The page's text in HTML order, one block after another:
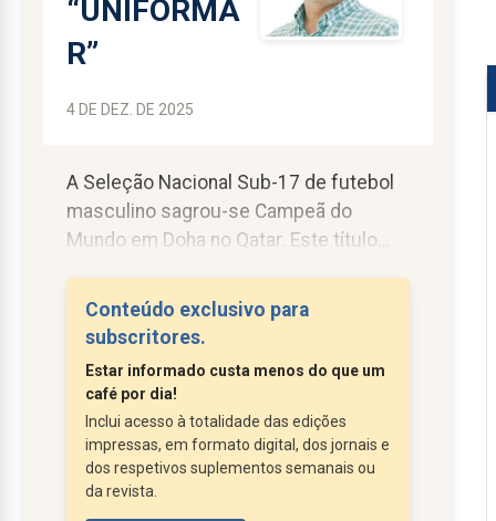
“UNIFORMA
R”
4 DE DEZ. DE 2025
A Seleção Nacional Sub-17 de futebol
masculino sagrou-se Campeã do
Mundo em Doha no Qatar. Este título
somado à recente conquista do
Europeu, veio trazer mais uma
desenvolvido pela estrutura federativa
em termos das nossas seleções
jovens em toda a esfera do futebol e
em ambos os géneros. A atual
estrutura da FPF, por mais...
Conteúdo exclusivo para
subscritores.
Estar informado custa menos do que um
café por dia!
Inclui acesso à totalidade das edições
impressas, em formato digital, dos jornais e
dos respetivos suplementos semanais ou
da revista.